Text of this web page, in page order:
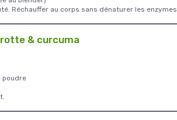
Réchauffer au corps sans dénaturer les enzymes.
& curcuma
poudre